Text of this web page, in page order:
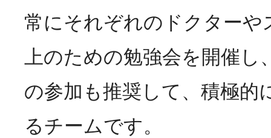
常にそれぞれのドクターや
上のための勉強会を開催し
の参加も推奨して、積極的
るチームです。